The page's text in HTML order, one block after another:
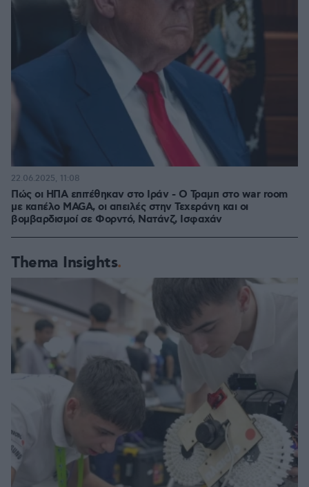
Πώς οι ΗΠΑ επιτέθηκαν στο Ιράν - Ο Τραμπ στο war room
με καπέλο MAGA, οι απειλές στην Τεχεράνη και οι
βομβαρδισμοί σε Φορντό, Νατάνζ, Ισφαχάν
22.06.2025, 11:08
Thema Insights